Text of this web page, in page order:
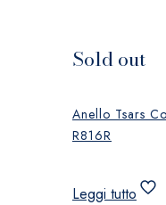
Sold out
Anello Tsars
R816R
Leggi tutto